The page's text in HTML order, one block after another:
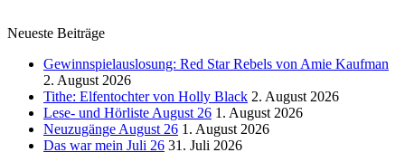
Neueste Beiträge
Gewinnspielauslosung: Red Star Rebels von Amie Kaufman
2. August 2026
Tithe: Elfentochter von Holly Black 2. August 2026
Lese- und Hörliste August 26 1. August 2026
Neuzugänge August 26 1. August 2026
Das war mein Juli 26 31. Juli 2026